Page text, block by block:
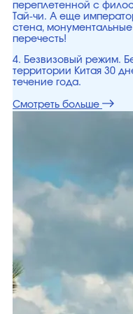
переплетенной с
Тай-чи. А еще
стена,
перечесть!
4. Безвизовый режим.
территории Китая 30
течение года.
Смотреть больше